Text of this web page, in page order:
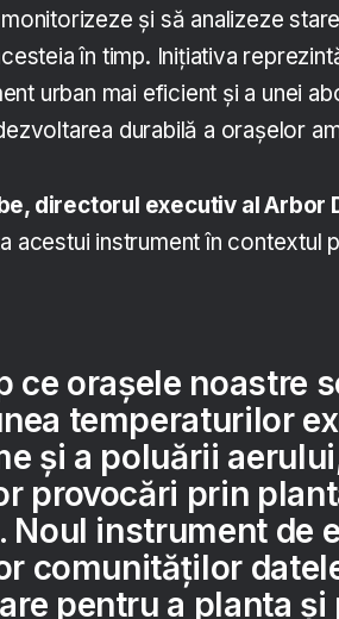
și să analizeze
în timp. Inițiativa
urban mai eficient și a unei
durabilă a orașelor
directorul executiv al Arbor
acestui instrument în contextul
ce orașele noastre
temperaturilor
și a poluării
provocări prin
Noul instrument de
comunităților
pentru a planta